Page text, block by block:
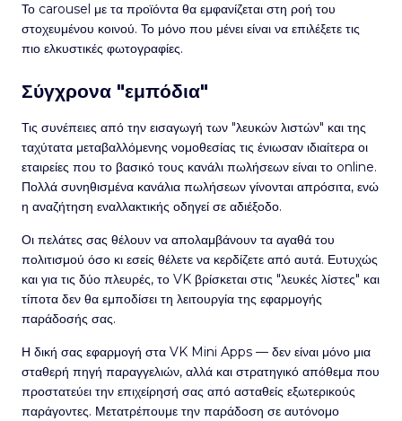
Το carousel με τα προϊόντα θα εμφανίζεται στη ροή του
στοχευμένου κοινού. Το μόνο που μένει είναι να επιλέξετε τις
πιο ελκυστικές φωτογραφίες.
Σύγχρονα "εμπόδια"
Τις συνέπειες από την εισαγωγή των "λευκών λιστών" και της
ταχύτατα μεταβαλλόμενης νομοθεσίας τις ένιωσαν ιδιαίτερα οι
εταιρείες που το βασικό τους κανάλι πωλήσεων είναι το online.
Πολλά συνηθισμένα κανάλια πωλήσεων γίνονται απρόσιτα, ενώ
η αναζήτηση εναλλακτικής οδηγεί σε αδιέξοδο.
Οι πελάτες σας θέλουν να απολαμβάνουν τα αγαθά του
πολιτισμού όσο κι εσείς θέλετε να κερδίζετε από αυτά. Ευτυχώς
και για τις δύο πλευρές, το VK βρίσκεται στις "λευκές λίστες" και
τίποτα δεν θα εμποδίσει τη λειτουργία της εφαρμογής
παράδοσής σας.
Η δική σας εφαρμογή στα VK Mini Apps — δεν είναι μόνο μια
σταθερή πηγή παραγγελιών, αλλά και στρατηγικό απόθεμα που
προστατεύει την επιχείρησή σας από ασταθείς εξωτερικούς
παράγοντες. Μετατρέπουμε την παράδοση σε αυτόνομο